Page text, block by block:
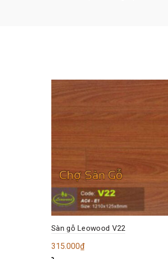
Sàn gỗ Leowood V22
315.000₫